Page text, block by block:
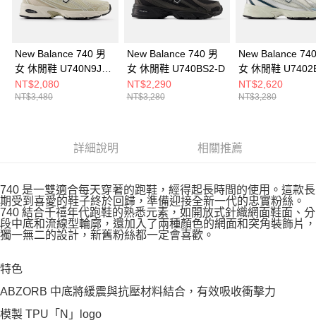
New Balance 740 男
女 休閒鞋 U740N9J9-
D
NT$2,080
NT$3,480
New Balance 740 男
女 休閒鞋 U740BS2-D
NT$2,290
NT$3,280
New Balance
女 休閒鞋
NT$2,620
NT$3,280
詳細說明 相關推薦
740 是一雙適合每天穿著的跑鞋，經得起長時間的使用。這款長
期受到喜愛的鞋子終於回歸，準備迎接全新一代的忠實粉絲。
740 結合千禧年代跑鞋的熟悉元素，如開放式針織網面鞋面、分
段中底和流線型輪廓，還加入了兩種顏色的網面和突角裝飾片，
獨一無二的設計，新舊粉絲都一定會喜歡。
特色
ABZORB 中底將緩震與抗壓材料結合，有效吸收衝擊力
模製 TPU「N」logo